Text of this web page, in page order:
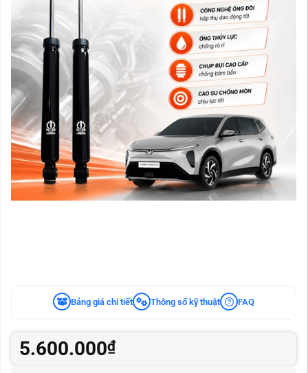
Bảng giá chi tiết Thông số kỹ thuật FAQ
5.600.000₫